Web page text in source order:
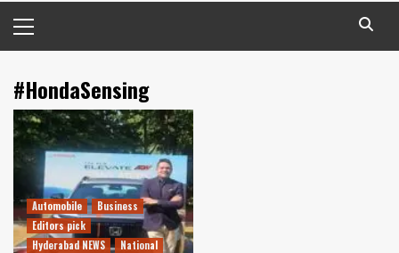
Menu
#HondaSensing
Automobile
Business
Editors pick
Hyderabad NEWS
National